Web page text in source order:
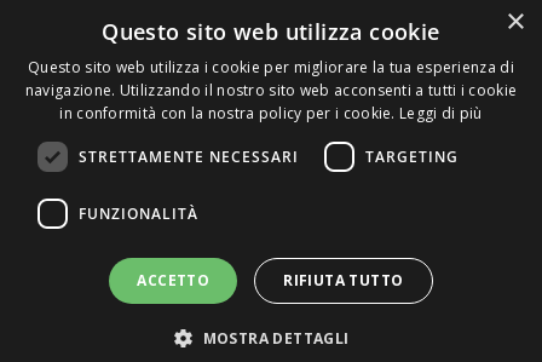
DELLA TORRE, 15 – 20127 – MILANO – P. IVA
SITO REALIZZATO DA GRAFICAEFOTO WEB AGENCY –
PARTNER SINTEL
×
Questo sito web utilizza cookie
Questo sito web utilizza i cookie per migliorare la tua esperienza di
navigazione. Utilizzando il nostro sito web acconsenti a tutti i cookie
in conformità con la nostra policy per i cookie. Leggi di più
STRETTAMENTE NECESSARI TARGETING
FUNZIONALITÀ
ACCETTO RIFIUTA TUTTO
MOSTRA DETTAGLI